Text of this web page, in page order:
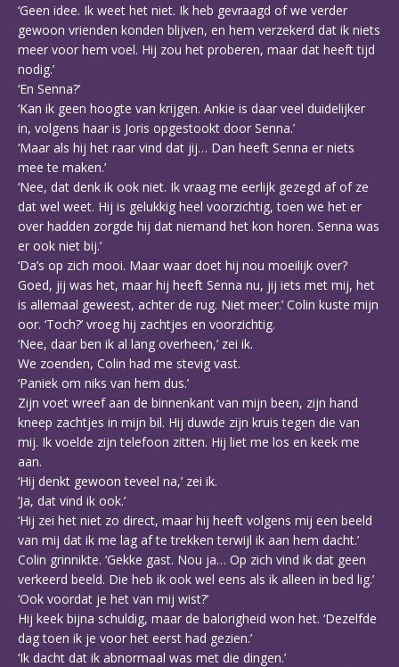
‘Geen idee. Ik weet het niet. Ik heb gevraagd of we verder
gewoon vrienden konden blijven, en hem verzekerd dat ik niets
meer voor hem voel. Hij zou het proberen, maar dat heeft tijd
nodig.’
‘En Senna?’
‘Kan ik geen hoogte van krijgen. Ankie is daar veel duidelijker
in, volgens haar is Joris opgestookt door Senna.’
‘Maar als hij het raar vind dat jij… Dan heeft Senna er niets
mee te maken.’
‘Nee, dat denk ik ook niet. Ik vraag me eerlijk gezegd af of ze
dat wel weet. Hij is gelukkig heel voorzichtig, toen we het er
over hadden zorgde hij dat niemand het kon horen. Senna was
er ook niet bij.’
‘Da’s op zich mooi. Maar waar doet hij nou moeilijk over?
Goed, jij was het, maar hij heeft Senna nu, jij iets met mij, het
is allemaal geweest, achter de rug. Niet meer.’ Colin kuste mijn
oor. ‘Toch?’ vroeg hij zachtjes en voorzichtig.
‘Nee, daar ben ik al lang overheen,’ zei ik.
We zoenden, Colin had me stevig vast.
‘Paniek om niks van hem dus.’
Zijn voet wreef aan de binnenkant van mijn been, zijn hand
kneep zachtjes in mijn bil. Hij duwde zijn kruis tegen die van
mij. Ik voelde zijn telefoon zitten. Hij liet me los en keek me
aan.
‘Hij denkt gewoon teveel na,’ zei ik.
‘Ja, dat vind ik ook.’
‘Hij zei het niet zo direct, maar hij heeft volgens mij een beeld
van mij dat ik me lag af te trekken terwijl ik aan hem dacht.’
Colin grinnikte. ‘Gekke gast. Nou ja… Op zich vind ik dat geen
verkeerd beeld. Die heb ik ook wel eens als ik alleen in bed lig.’
‘Ook voordat je het van mij wist?’
Hij keek bijna schuldig, maar de balorigheid won het. ‘Dezelfde
dag toen ik je voor het eerst had gezien.’
‘Ik dacht dat ik abnormaal was met die dingen.’